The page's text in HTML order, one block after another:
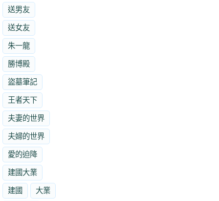
送男友
送女友
朱一龍
勝博殿
盜墓筆記
王者天下
夫妻的世界
夫婦的世界
愛的迫降
建國大業
建國 大業